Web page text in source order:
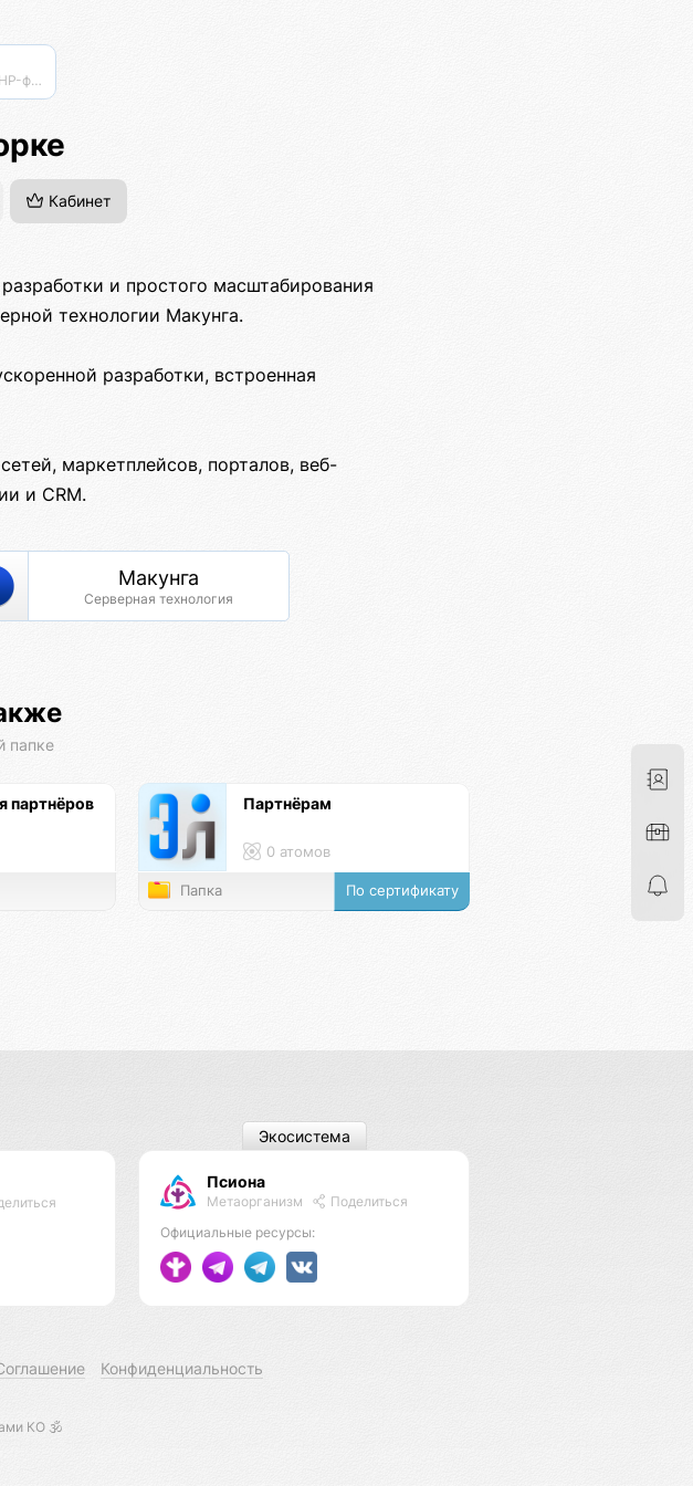
Серверный PHP-фреймворк для высоконагруженных проектов
Кабинет
и простого масштабирования
технологии Макунга.
разработки, встроенная
маркетплейсов, порталов, веб-
и CRM.
Макунга
Серверная технология
папке
партнёров
Партнёрам
0 атомов
Папка По сертификату
Псиона
Метаорганизм
Поделиться
Официальные ресурсы:
Экосистема
Конфиденциальность
КО 🕉️